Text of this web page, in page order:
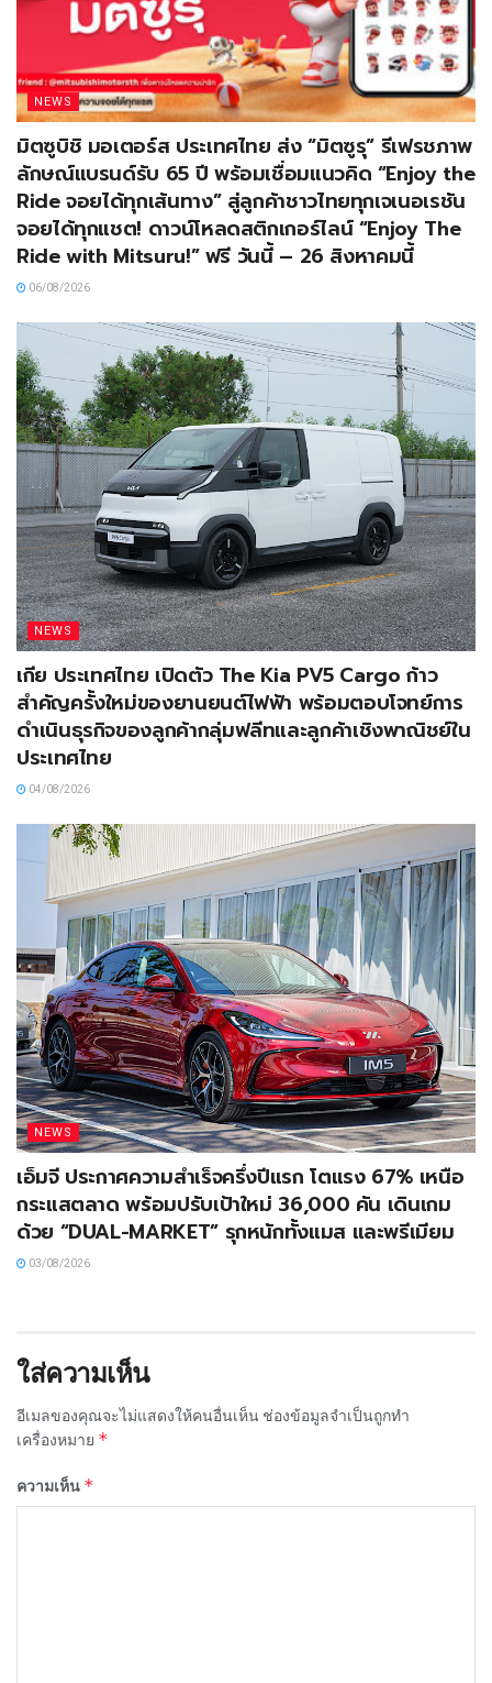
NEWS
มิตซูบิชิ มอเตอร์ส ประเทศไทย ส่ง “มิตซูรุ” รีเฟรชภาพ
ลักษณ์แบรนด์รับ 65 ปี พร้อมเชื่อมแนวคิด “Enjoy the
Ride จอยได้ทุกเส้นทาง” สู่ลูกค้าชาวไทยทุกเจเนอเรชัน
จอยได้ทุกแชต! ดาวน์โหลดสติกเกอร์ไลน์ “Enjoy The
Ride with Mitsuru!” ฟรี วันนี้ – 26 สิงหาคมนี้
06/08/2026
NEWS
เกีย ประเทศไทย เปิดตัว The Kia PV5 Cargo ก้าว
สำคัญครั้งใหม่ของยานยนต์ไฟฟ้า พร้อมตอบโจทย์การ
ดำเนินธุรกิจของลูกค้ากลุ่มฟลีทและลูกค้าเชิงพาณิชย์ใน
ประเทศไทย
04/08/2026
NEWS
เอ็มจี ประกาศความสำเร็จครึ่งปีแรก โตแรง 67% เหนือ
กระแสตลาด พร้อมปรับเป้าใหม่ 36,000 คัน เดินเกม
ด้วย “DUAL-MARKET” รุกหนักทั้งแมส และพรีเมียม
03/08/2026
ใส่ความเห็น
อีเมลของคุณจะไม่แสดงให้คนอื่นเห็น ช่องข้อมูลจำเป็นถูกทำ
เครื่องหมาย *
ความเห็น *